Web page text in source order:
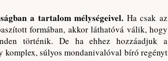
a tartalom mélységeivel. Ha csak az
formában, akkor láthatóvá válik, hogy
történik. De ha ehhez hozzáadjuk a
komplex, súlyos mondanivalóval bíró regényt